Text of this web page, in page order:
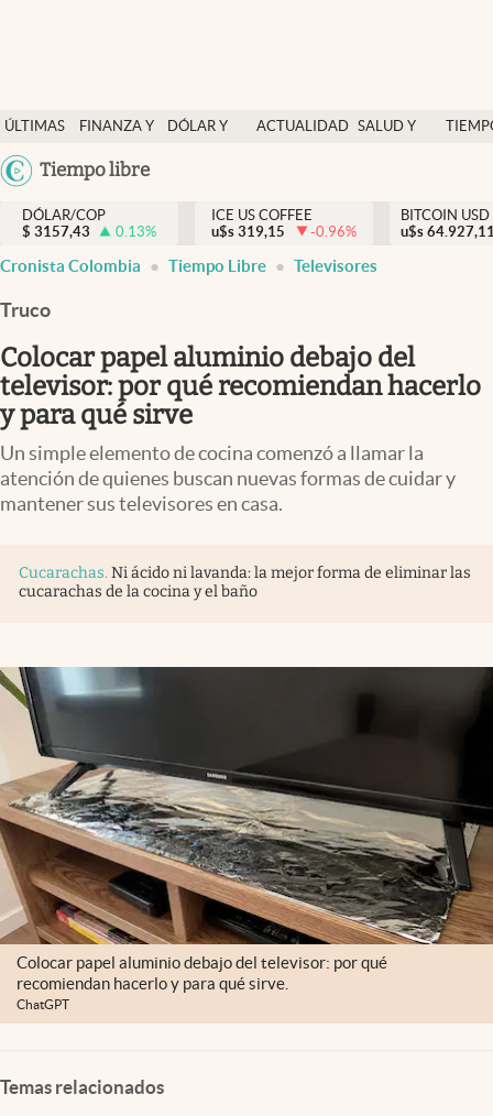
ÚLTIMAS
NOTICIAS
FINANZA Y
DÓLAR Y
ACTUALIDAD SALUD Y
México
Tiempo libre
Salud y nutrición
Vida espiritual
Actualidad
Colombia
DÓLAR/COP
$ 3157,43 0.13%
ICE US COFFEE
u$s 319,15 -0.96%
BITCOIN USD
u$s
Cronista Colombia Tiempo Libre Televisores
Truco
Colocar papel aluminio debajo del
televisor: por qué recomiendan hacerlo
y para qué sirve
Un simple elemento de cocina comenzó a llamar la
atención de quienes buscan nuevas formas de cuidar y
mantener sus televisores en casa.
Cucarachas. Ni ácido ni lavanda: la mejor forma de eliminar las
cucarachas de la cocina y el baño
Colocar papel aluminio debajo del televisor: por qué
recomiendan hacerlo y para qué sirve.
ChatGPT
Temas relacionados